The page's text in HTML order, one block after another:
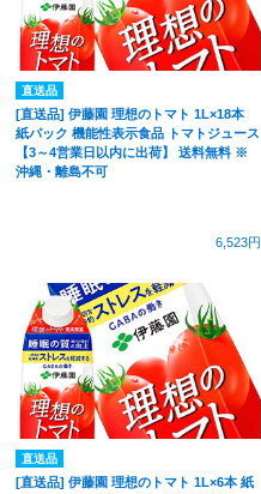
直送品
[直送品] 伊藤園 理想のトマト 1L×18本
紙パック 機能性表示食品 トマトジュース
【3～4営業日以内に出荷】 送料無料 ※
沖縄・離島不可
6,523円
直送品
[直送品] 伊藤園 理想のトマト 1L×6本 紙